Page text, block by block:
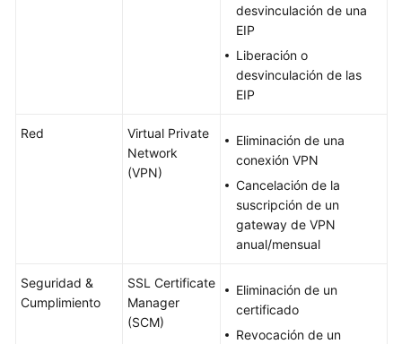
desvinculación de una
EIP
Liberación o
desvinculación de las
EIP
Red
Virtual Private
Network
(VPN)
Eliminación de una
conexión VPN
Cancelación de la
suscripción de un
gateway de VPN
anual/mensual
Seguridad &
Cumplimiento
SSL Certificate
Manager
(SCM)
Eliminación de un
certificado
Revocación de un